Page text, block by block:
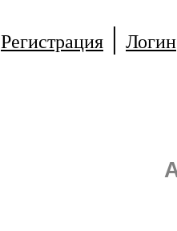
Регистрация | Логин